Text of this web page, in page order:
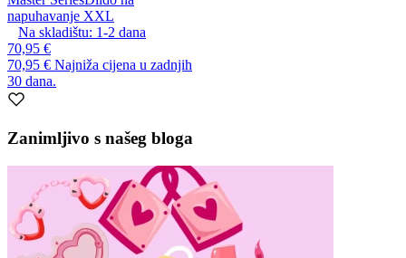
napuhavanje XXL
Na skladištu: 1-2 dana
70,95 €
70,95 € Najniža cijena u zadnjih
30 dana.
Zanimljivo s našeg bloga